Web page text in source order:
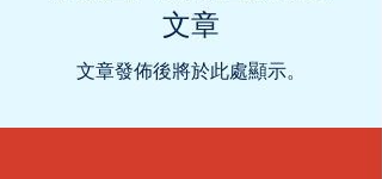
文章
文章發佈後將於此處顯示。